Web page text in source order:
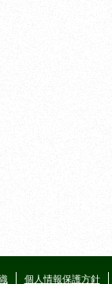
個人情報保護方針